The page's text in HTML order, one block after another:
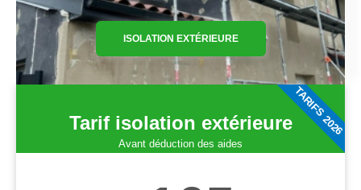
ISOLATION EXTÉRIEURE
Tarif isolation extérieure
Avant déduction des aides
TARIFS 2026